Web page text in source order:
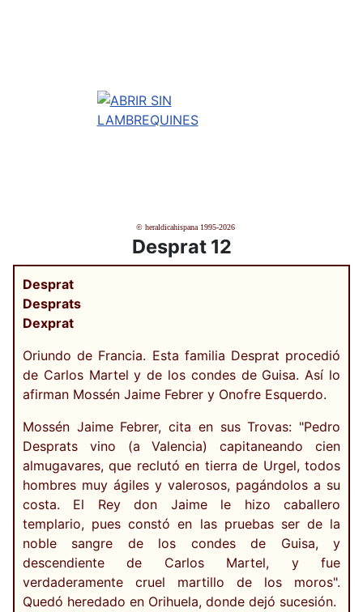
© heraldicahispana 1995-2026
Desprat 12
Desprat
Desprats
Dexprat
Oriundo de Francia. Esta familia Desprat procedió
de Carlos Martel y de los condes de Guisa. Así lo
afirman Mossén Jaime Febrer y Onofre Esquerdo.
Mossén Jaime Febrer, cita en sus Trovas: "Pedro
Desprats vino (a Valencia) capitaneando cien
almugavares, que reclutó en tierra de Urgel, todos
hombres muy ágiles y valerosos, pagándolos a su
costa. El Rey don Jaime le hizo caballero
templario, pues constó en las pruebas ser de la
noble sangre de los condes de Guisa, y
descendiente de Carlos Martel, y fue
verdaderamente cruel martillo de los moros".
Quedó heredado en Orihuela, donde dejó sucesión.